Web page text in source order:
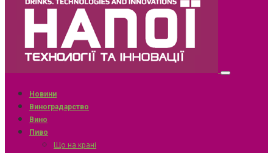
Новини
Виноградарство
Вино
Пиво
Що на крані